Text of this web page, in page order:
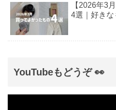
【2026年3
4選｜好き
YouTubeもどうぞ 👀